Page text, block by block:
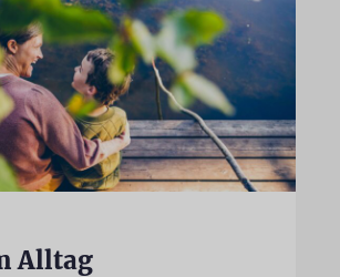
Alltag